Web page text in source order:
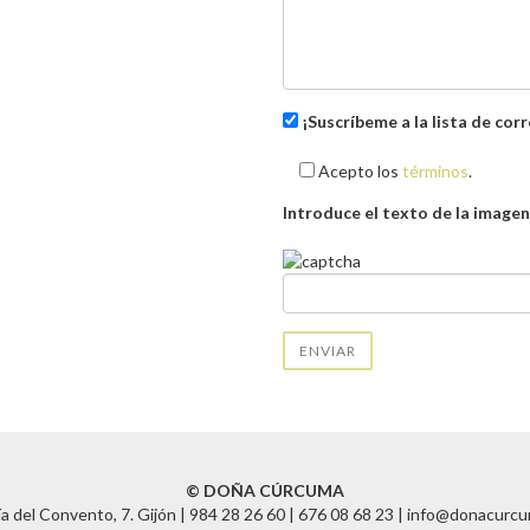
¡Suscríbeme a la lista de
Acepto los términos.
Introduce el texto de la
© DOÑA CÚRCUMA
del Convento, 7. Gijón | 984 28 26 60 676 08 68 23